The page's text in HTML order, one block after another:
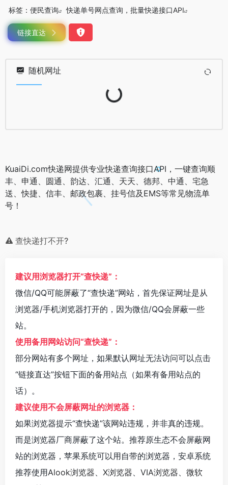
标签： 便民查询 快递单号网点查询，批量快递接口API
链接直达
随机网址
Loading...
KuaiDi.com快递网提供专业快递查询接口API，一键查询顺
丰、申通、圆通、韵达、汇通、天天、德邦、中通、宅急
送、快捷、信丰、邮政包裹、挂号信及EMS等常见物流单
号！
查快递打不开?
建议用浏览器打开“查快递”：
微信/QQ可能屏蔽了“查快递”网站，首先保证网址是从
浏览器/手机浏览器打开的，因为微信/QQ会屏蔽一些
站。
使用备用网站访问“查快递”：
部分网站有多个网址，如果默认网址无法访问可以点击
“链接直达”按钮下面的备用站点（如果有备用站点的
话）。
建议使用不会屏蔽网址的浏览器：
如果浏览器提示“查快递”该网站违规，并非真的违规。
而是浏览器厂商屏蔽了这个站。推荐原生态不会屏蔽网
站的浏览器，苹果系统可以用自带的浏览器，安卓系统
推荐使用Alook浏览器、 X浏览器、 VIA浏览器、 微软